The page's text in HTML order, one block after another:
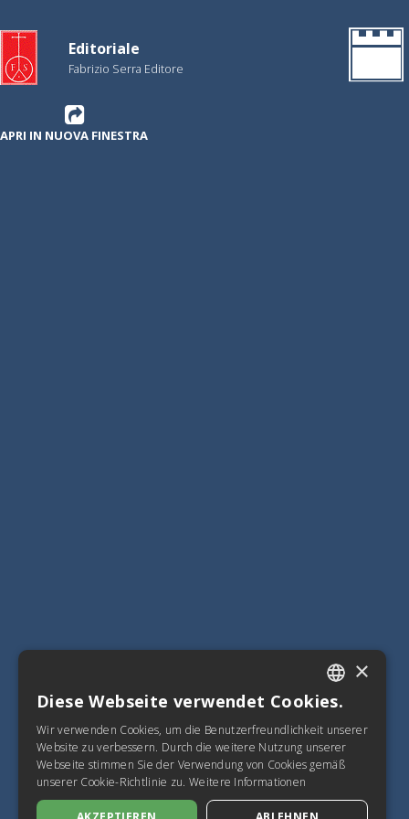
Editoriale
Fabrizio Serra Editore
APRI IN NUOVA FINESTRA
ITALIAN
SPANISH
FRENCH
ENGLISH
×
Diese Webseite verwendet Cookies.
Wir verwenden Cookies, um die Benutzerfreundlichkeit unserer
Website zu verbessern. Durch die weitere Nutzung unserer
Webseite stimmen Sie der Verwendung von Cookies gemäß
unserer Cookie-Richtlinie zu. Weitere Informationen